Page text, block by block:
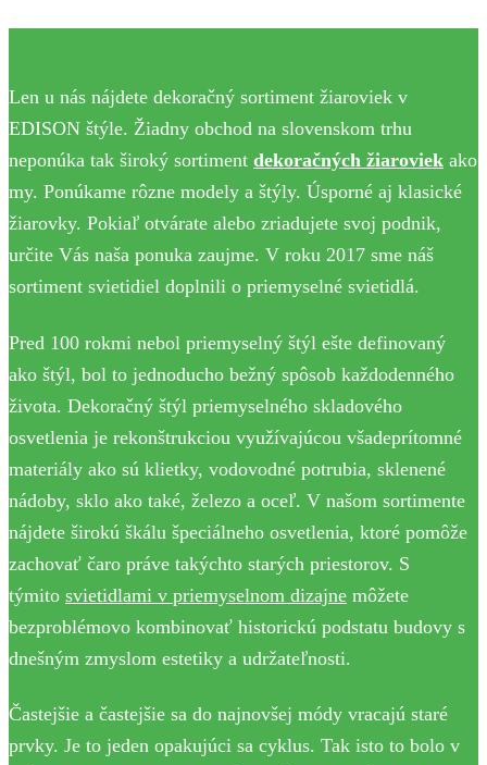
Len u nás nájdete dekoračný sortiment žiaroviek v
EDISON štýle. Žiadny obchod na slovenskom trhu
neponúka tak široký sortiment dekoračných žiaroviek ako
my. Ponúkame rôzne modely a štýly. Úsporné aj klasické
žiarovky. Pokiaľ otvárate alebo zriadujete svoj podnik,
určite Vás naša ponuka zaujme. V roku 2017 sme náš
sortiment svietidiel doplnili o priemyselné svietidlá.
Pred 100 rokmi nebol priemyselný štýl ešte definovaný
ako štýl, bol to jednoducho bežný spôsob každodenného
života. Dekoračný štýl priemyselného skladového
osvetlenia je rekonštrukciou využívajúcou všadeprítomné
materiály ako sú klietky, vodovodné potrubia, sklenené
nádoby, sklo ako také, železo a oceľ. V našom sortimente
nájdete širokú škálu špeciálneho osvetlenia, ktoré pomôže
zachovať čaro práve takýchto starých priestorov. S
týmito svietidlami v priemyselnom dizajne môžete
bezproblémovo kombinovať historickú podstatu budovy s
dnešným zmyslom estetiky a udržateľnosti.
Častejšie a častejšie sa do najnovšej módy vracajú staré
prvky. Je to jeden opakujúci sa cyklus. Tak isto to bolo v